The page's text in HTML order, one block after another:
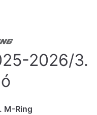
2026/3.
M-Ring